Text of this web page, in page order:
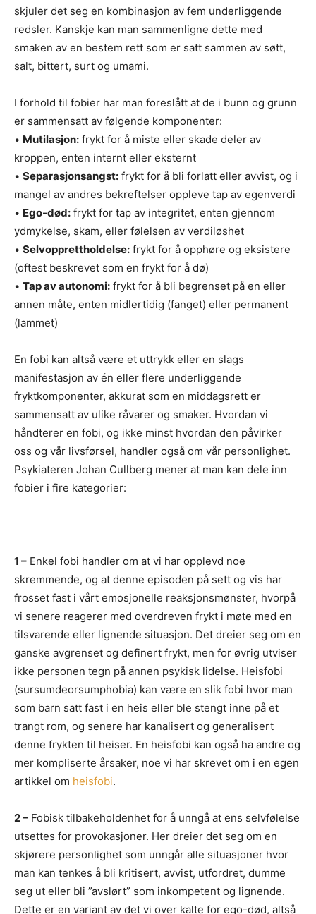
skjuler det seg en kombinasjon av fem underliggende
redsler. Kanskje kan man sammenligne dette med
smaken av en bestem rett som er satt sammen av søtt,
salt, bittert, surt og umami.
I forhold til fobier har man foreslått at de i bunn og grunn
er sammensatt av følgende komponenter:
• Mutilasjon: frykt for å miste eller skade deler av
kroppen, enten internt eller eksternt
• Separasjonsangst: frykt for å bli forlatt eller avvist, og i
mangel av andres bekreftelser oppleve tap av egenverdi
• Ego-død: frykt for tap av integritet, enten gjennom
ydmykelse, skam, eller følelsen av verdiløshet
• Selvopprettholdelse: frykt for å opphøre og eksistere
(oftest beskrevet som en frykt for å dø)
• Tap av autonomi: frykt for å bli begrenset på en eller
annen måte, enten midlertidig (fanget) eller permanent
(lammet)
En fobi kan altså være et uttrykk eller en slags
manifestasjon av én eller flere underliggende
fryktkomponenter, akkurat som en middagsrett er
sammensatt av ulike råvarer og smaker. Hvordan vi
håndterer en fobi, og ikke minst hvordan den påvirker
oss og vår livsførsel, handler også om vår personlighet.
Psykiateren Johan Cullberg mener at man kan dele inn
fobier i fire kategorier:
1 – Enkel fobi handler om at vi har opplevd noe
skremmende, og at denne episoden på sett og vis har
frosset fast i vårt emosjonelle reaksjonsmønster, hvorpå
vi senere reagerer med overdreven frykt i møte med en
tilsvarende eller lignende situasjon. Det dreier seg om en
ganske avgrenset og definert frykt, men for øvrig utviser
ikke personen tegn på annen psykisk lidelse. Heisfobi
(sursumdeorsumphobia) kan være en slik fobi hvor man
som barn satt fast i en heis eller ble stengt inne på et
trangt rom, og senere har kanalisert og generalisert
denne frykten til heiser. En heisfobi kan også ha andre og
mer kompliserte årsaker, noe vi har skrevet om i en egen
artikkel om heisfobi.
2 – Fobisk tilbakeholdenhet for å unngå at ens selvfølelse
utsettes for provokasjoner. Her dreier det seg om en
skjørere personlighet som unngår alle situasjoner hvor
man kan tenkes å bli kritisert, avvist, utfordret, dumme
seg ut eller bli ”avslørt” som inkompetent og lignende.
Dette er en variant av det vi over kalte for ego-død, altså